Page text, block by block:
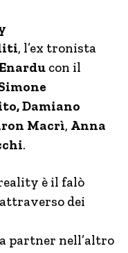
, l’ex tronista
con il
Damiano
Macrì, Anna
.
è il falò
dei
partner nell’altro